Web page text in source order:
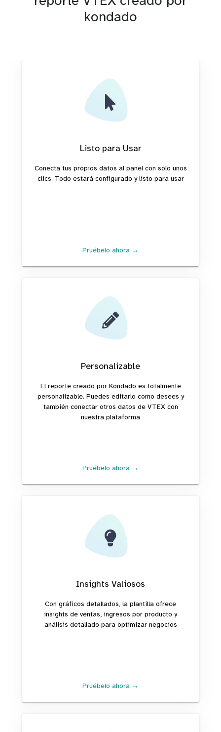
kondado
Listo para Usar
Conecta tus propios datos al panel con solo unos
clics. Todo estará configurado y listo para usar
Pruébelo ahora →
Personalizable
El reporte creado por Kondado es totalmente
personalizable. Puedes editarlo como desees y
también conectar otros datos de VTEX con
nuestra plataforma
Pruébelo ahora →
Insights Valiosos
Con gráficos detallados, la plantilla ofrece
insights de ventas, ingresos por producto y
análisis detallado para optimizar negocios
Pruébelo ahora →